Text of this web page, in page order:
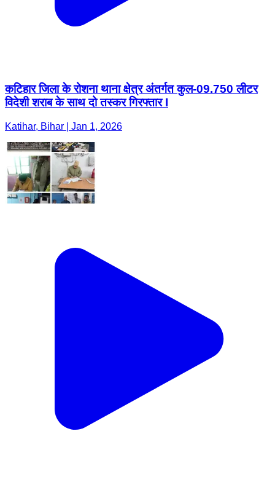
कटिहार जिला के रोशना थाना क्षेत्र अंतर्गत कुल-09.750 लीटर
विदेशी शराब के साथ दो तस्कर गिरफ्तार I
Katihar, Bihar | Jan 1, 2026